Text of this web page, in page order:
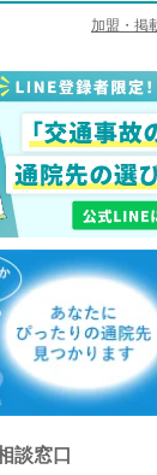
加盟・掲
談窓口